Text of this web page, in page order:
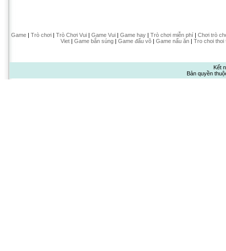
Game| Trò chơi| Trò Chơi Vui| Game Vui| Game hay| Trò chơi miễn phí| Chơi trò
Viet| Game bắn súng| Game đấu võ| Game nấu ăn| Tro choi thoi
Kết
Bản quyền